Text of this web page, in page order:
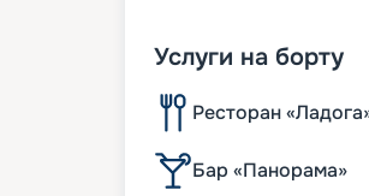
Услуги на борту
Ресторан
Бар «Панорама»